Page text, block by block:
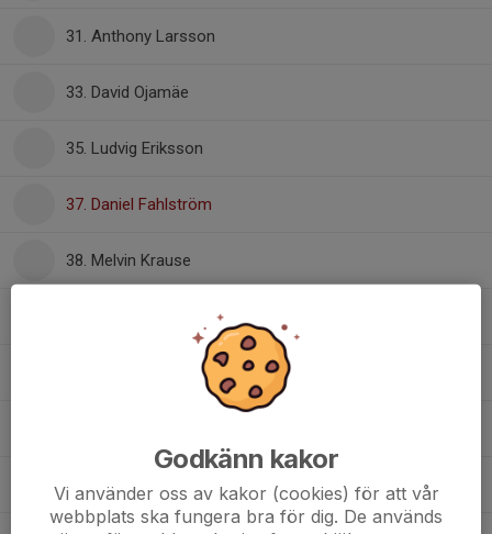
31. Anthony Larsson
33. David Ojamäe
35. Ludvig Eriksson
37. Daniel Fahlström
38. Melvin Krause
71. Erik Palmqvist
Godkänn kakor
Vi använder oss av kakor (cookies) för att vår
webbplats ska fungera bra för dig. De används